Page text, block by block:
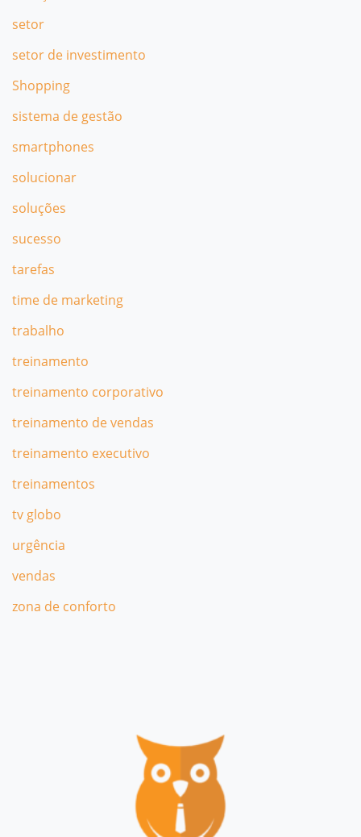
setor
setor de investimento
Shopping
sistema de gestão
smartphones
solucionar
soluções
sucesso
tarefas
time de marketing
trabalho
treinamento
treinamento corporativo
treinamento de vendas
treinamento executivo
treinamentos
tv globo
urgência
vendas
zona de conforto